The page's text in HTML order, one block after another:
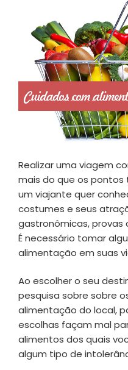
Realizar uma viagem
mais do que os
um viajante quer
costumes e seus
gastronômicas,
É necessário tomar
alimentação em suas
Ao escolher o seu
pesquisa sobre sobre
alimentação do local,
escolhas façam mal
alimentos dos quais
algum tipo de